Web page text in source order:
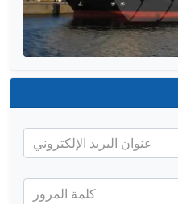
عنوان البريد الإلكتروني
كلمة المرور